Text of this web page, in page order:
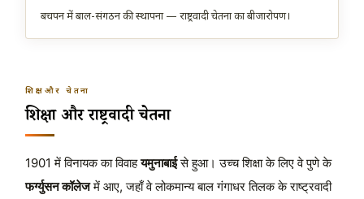
बचपन में बाल-संगठन की स्थापना — राष्ट्रवादी चेतना का बीजारोपण।
शिक्षा और चेतना
शिक्षा और राष्ट्रवादी चेतना
1901 में विनायक का विवाहयमुनाबाईसे हुआ। उच्च शिक्षा के लिए वे पुणे के
फर्ग्युसन कॉलेजमें आए, जहाँ वे लोकमान्य बाल गंगाधर तिलक के राष्ट्रवादी